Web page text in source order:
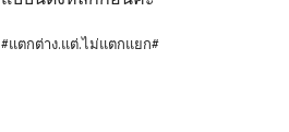
#แตกต่าง.แต่.ไม่แตกแยก#